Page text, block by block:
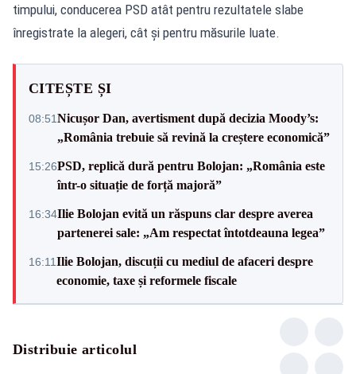
timpului, conducerea PSD atât pentru rezultatele slabe
înregistrate la alegeri, cât și pentru măsurile luate.
CITEȘTE ȘI
08:51Nicușor Dan, avertisment după decizia Moody’s:
„România trebuie să revină la creștere economică”
15:26PSD, replică dură pentru Bolojan: „România este
într-o situație de forță majoră”
16:34Ilie Bolojan evită un răspuns clar despre averea
partenerei sale: „Am respectat întotdeauna legea”
16:11Ilie Bolojan, discuții cu mediul de afaceri despre
economie, taxe și reformele fiscale
Distribuie articolul